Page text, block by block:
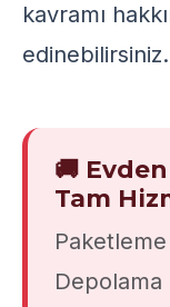
kavramı
edinebilirsiniz.
🚚
Tam